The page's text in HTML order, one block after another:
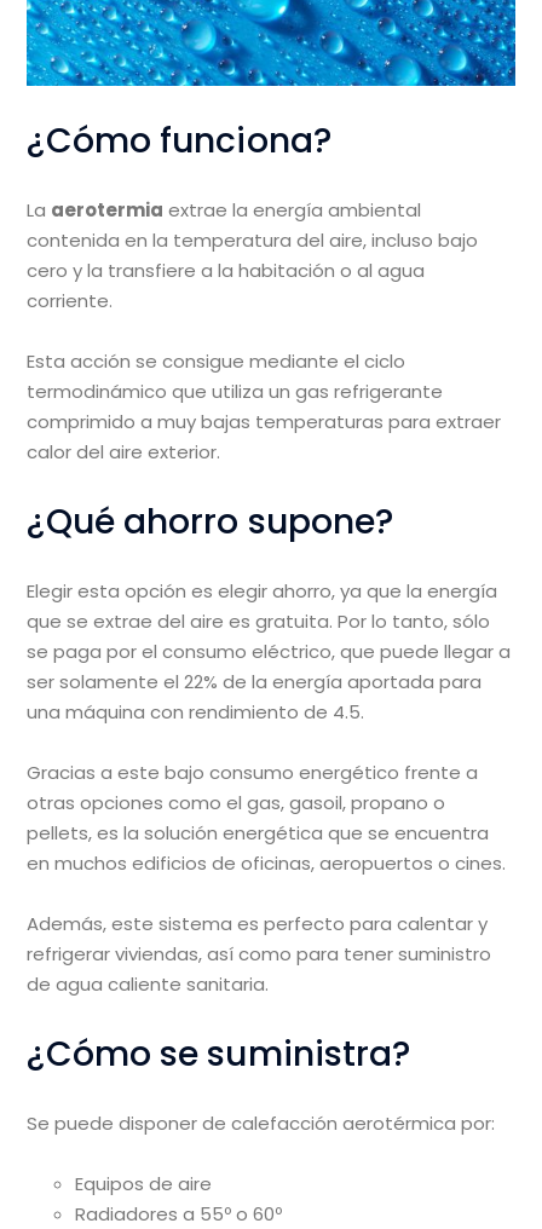
¿Cómo funciona?
La aerotermia extrae la energía ambiental
contenida en la temperatura del aire, incluso bajo
cero y la transfiere a la habitación o al agua
corriente.
Esta acción se consigue mediante el ciclo
termodinámico que utiliza un gas refrigerante
comprimido a muy bajas temperaturas para extraer
calor del aire exterior.
¿Qué ahorro supone?
Elegir esta opción es elegir ahorro, ya que la energía
que se extrae del aire es gratuita. Por lo tanto, sólo
se paga por el consumo eléctrico, que puede llegar a
ser solamente el 22% de la energía aportada para
una máquina con rendimiento de 4.5.
Gracias a este bajo consumo energético frente a
otras opciones como el gas, gasoil, propano o
pellets, es la solución energética que se encuentra
en muchos edificios de oficinas, aeropuertos o cines.
Además, este sistema es perfecto para calentar y
refrigerar viviendas, así como para tener suministro
de agua caliente sanitaria.
¿Cómo se suministra?
Se puede disponer de calefacción aerotérmica por:
Equipos de aire
Radiadores a 55º o 60º